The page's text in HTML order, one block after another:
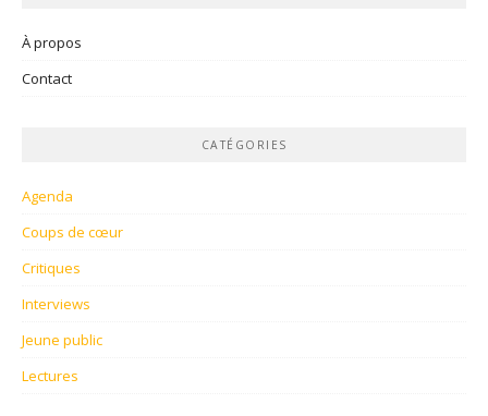
À propos
Contact
CATÉGORIES
Agenda
Coups de cœur
Critiques
Interviews
Jeune public
Lectures